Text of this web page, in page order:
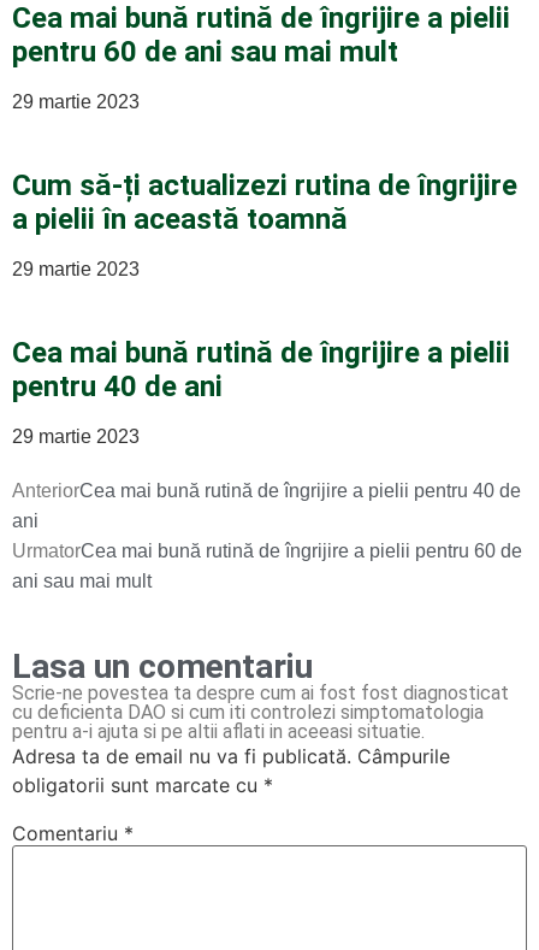
Cea mai bună rutină de îngrijire a pielii
pentru 60 de ani sau mai mult
29 martie 2023
Cum să-ți actualizezi rutina de îngrijire
a pielii în această toamnă
29 martie 2023
Cea mai bună rutină de îngrijire a pielii
pentru 40 de ani
29 martie 2023
AnteriorCea mai bună rutină de îngrijire a pielii pentru 40 de
ani
UrmatorCea mai bună rutină de îngrijire a pielii pentru 60 de
ani sau mai mult
Lasa un comentariu
Scrie-ne povestea ta despre cum ai fost fost diagnosticat
cu deficienta DAO si cum iti controlezi simptomatologia
pentru a-i ajuta si pe altii aflati in aceeasi situatie.
Adresa ta de email nu va fi publicată. Câmpurile
obligatorii sunt marcate cu *
Comentariu *